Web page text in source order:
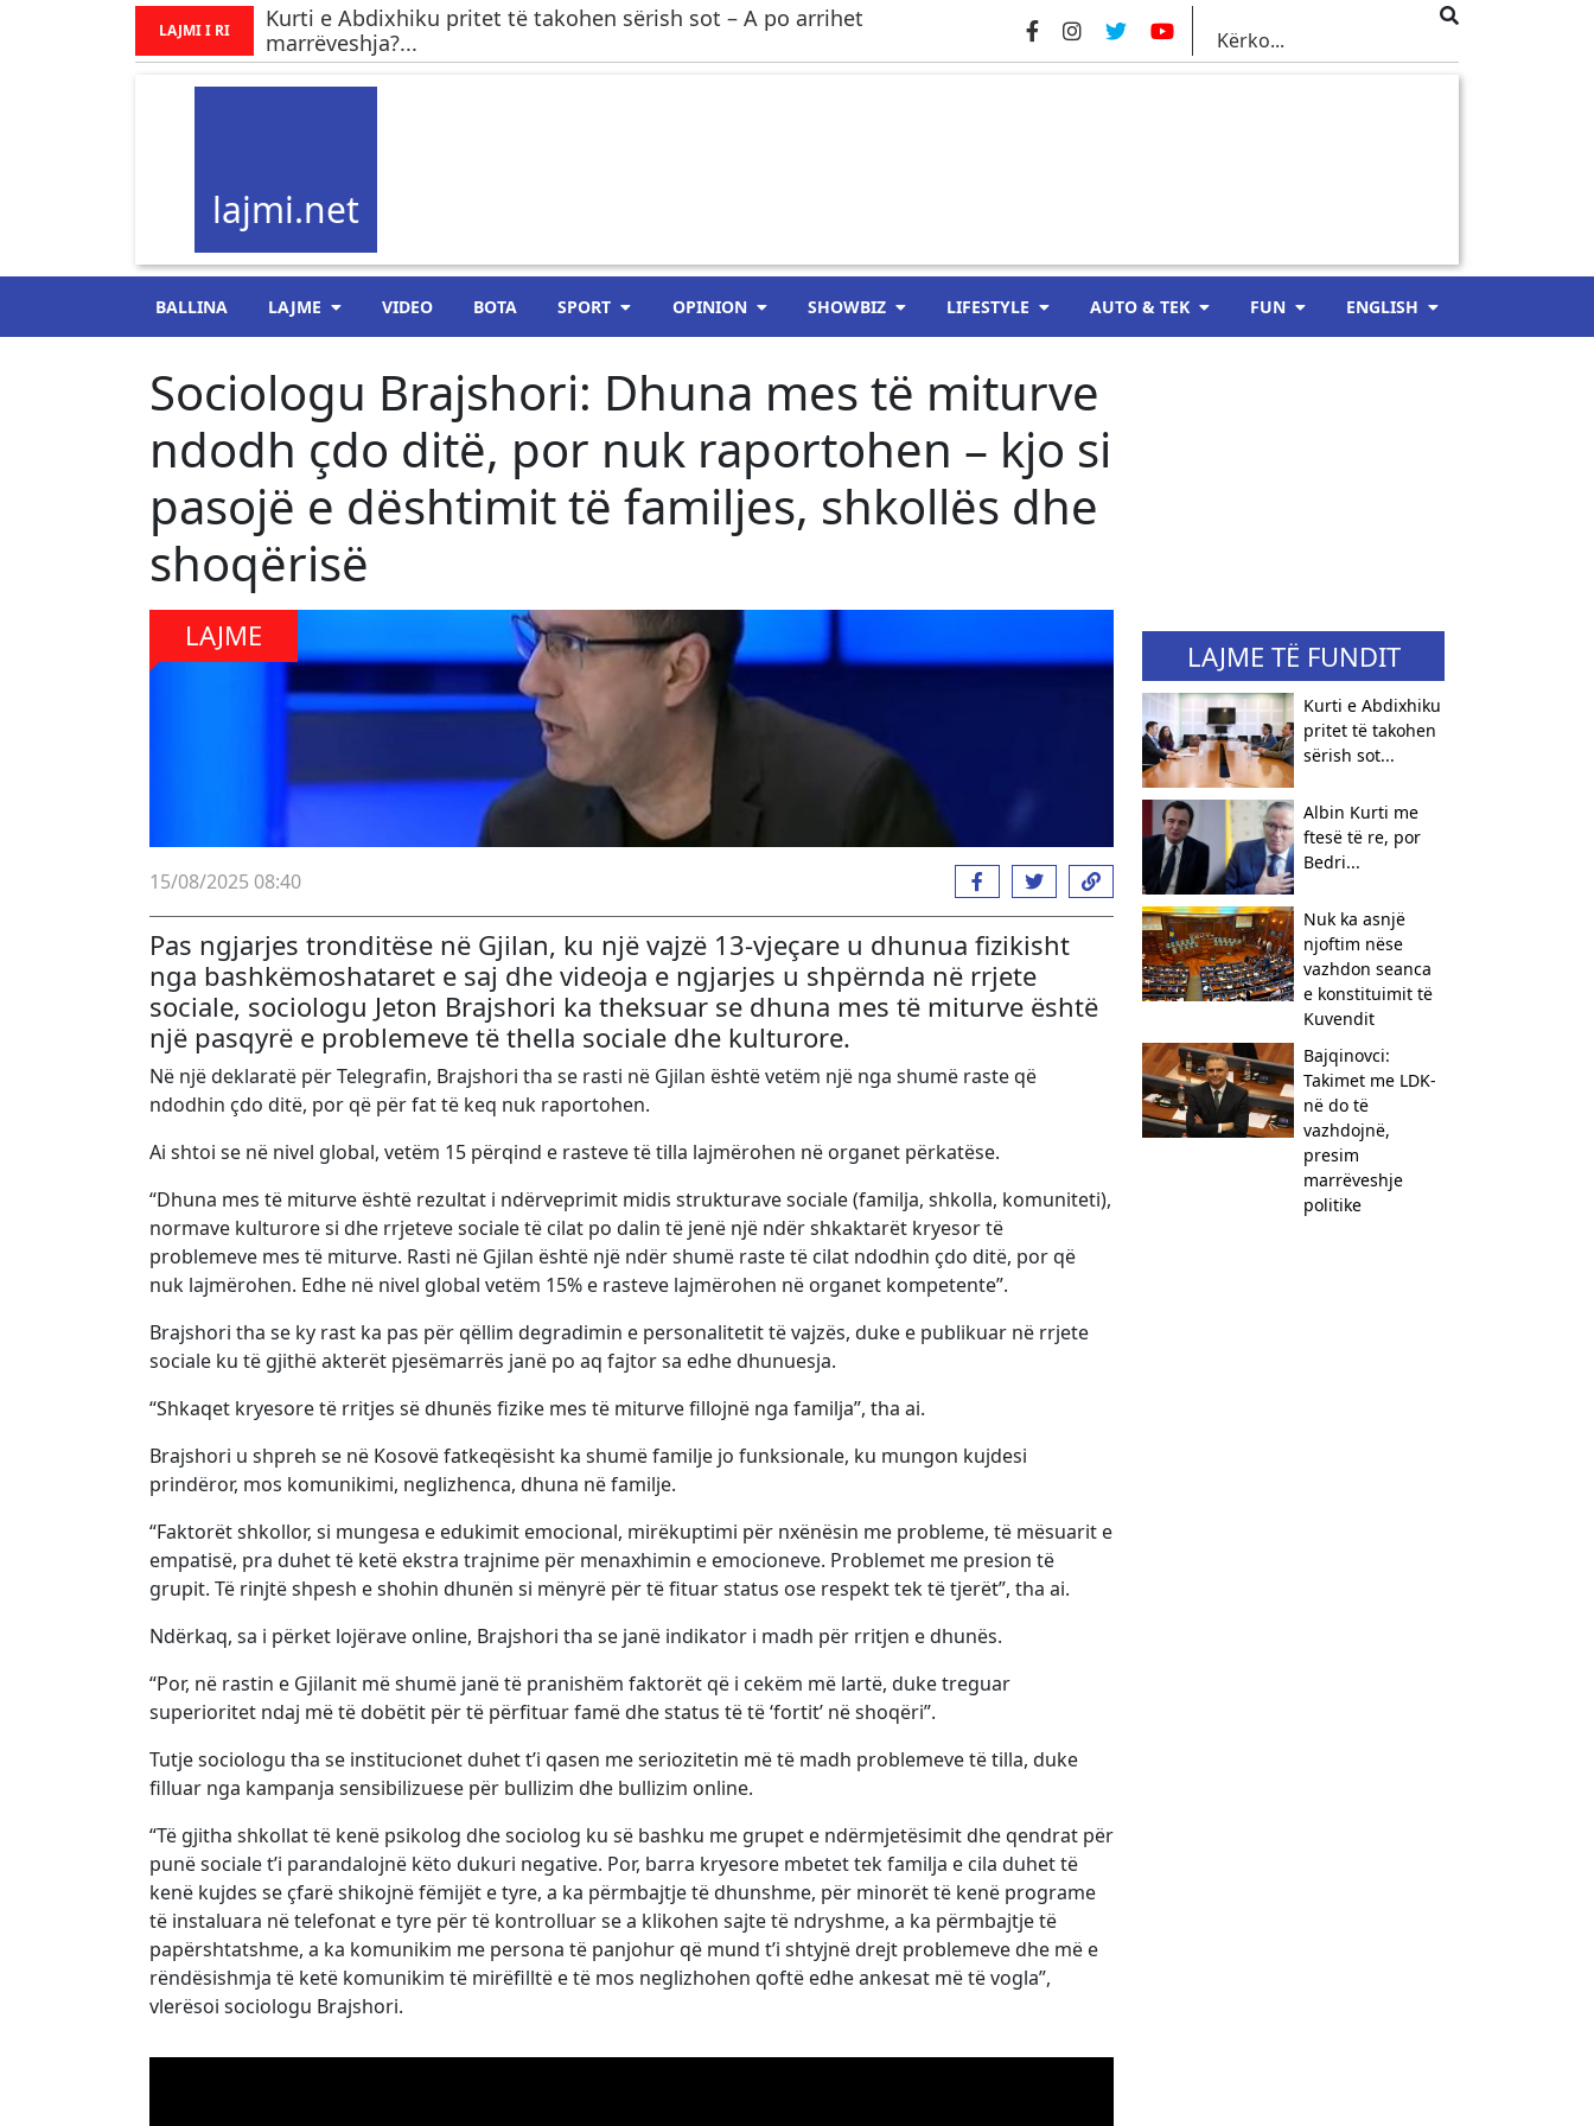
LAJMI I RI
Kurti e Abdixhiku pritet të takohen sërish sot – A po arrihet
marrëveshja?...
lajmi.net
BALLINA LAJME VIDEO BOTA SPORT OPINION SHOWBIZ LIFESTYLE AUTO & TEK FUN ENGLISH
Sociologu Brajshori: Dhuna mes të miturve
ndodh çdo ditë, por nuk raportohen – kjo si
pasojë e dështimit të familjes, shkollës dhe
shoqërisë
LAJME
15/08/2025 08:40
Pas ngjarjes tronditëse në Gjilan, ku një vajzë 13-vjeçare u dhunua fizikisht
nga bashkëmoshataret e saj dhe videoja e ngjarjes u shpërnda në rrjete
sociale, sociologu Jeton Brajshori ka theksuar se dhuna mes të miturve është
një pasqyrë e problemeve të thella sociale dhe kulturore.
Në një deklaratë për Telegrafin, Brajshori tha se rasti në Gjilan është vetëm një nga shumë raste që
ndodhin çdo ditë, por që për fat të keq nuk raportohen.
Ai shtoi se në nivel global, vetëm 15 përqind e rasteve të tilla lajmërohen në organet përkatëse.
“Dhuna mes të miturve është rezultat i ndërveprimit midis strukturave sociale (familja, shkolla, komuniteti),
normave kulturore si dhe rrjeteve sociale të cilat po dalin të jenë një ndër shkaktarët kryesor të
problemeve mes të miturve. Rasti në Gjilan është një ndër shumë raste të cilat ndodhin çdo ditë, por që
nuk lajmërohen. Edhe në nivel global vetëm 15% e rasteve lajmërohen në organet kompetente”.
Brajshori tha se ky rast ka pas për qëllim degradimin e personalitetit të vajzës, duke e publikuar në rrjete
sociale ku të gjithë akterët pjesëmarrës janë po aq fajtor sa edhe dhunuesja.
“Shkaqet kryesore të rritjes së dhunës fizike mes të miturve fillojnë nga familja”, tha ai.
Brajshori u shpreh se në Kosovë fatkeqësisht ka shumë familje jo funksionale, ku mungon kujdesi
prindëror, mos komunikimi, neglizhenca, dhuna në familje.
“Faktorët shkollor, si mungesa e edukimit emocional, mirëkuptimi për nxënësin me probleme, të mësuarit e
empatisë, pra duhet të ketë ekstra trajnime për menaxhimin e emocioneve. Problemet me presion të
grupit. Të rinjtë shpesh e shohin dhunën si mënyrë për të fituar status ose respekt tek të tjerët”, tha ai.
Ndërkaq, sa i përket lojërave online, Brajshori tha se janë indikator i madh për rritjen e dhunës.
“Por, në rastin e Gjilanit më shumë janë të pranishëm faktorët që i cekëm më lartë, duke treguar
superioritet ndaj më të dobëtit për të përfituar famë dhe status të të ‘fortit’ në shoqëri”.
Tutje sociologu tha se institucionet duhet t’i qasen me seriozitetin më të madh problemeve të tilla, duke
filluar nga kampanja sensibilizuese për bullizim dhe bullizim online.
“Të gjitha shkollat të kenë psikolog dhe sociolog ku së bashku me grupet e ndërmjetësimit dhe qendrat për
punë sociale t’i parandalojnë këto dukuri negative. Por, barra kryesore mbetet tek familja e cila duhet të
kenë kujdes se çfarë shikojnë fëmijët e tyre, a ka përmbajtje të dhunshme, për minorët të kenë programe
të instaluara në telefonat e tyre për të kontrolluar se a klikohen sajte të ndryshme, a ka përmbajtje të
papërshtatshme, a ka komunikim me persona të panjohur që mund t’i shtyjnë drejt problemeve dhe më e
rëndësishmja të ketë komunikim të mirëfilltë e të mos neglizhohen qoftë edhe ankesat më të vogla”,
vlerësoi sociologu Brajshori.
LAJME TË FUNDIT
Kurti e Abdixhiku
pritet të takohen
sërish sot...
Albin Kurti me
ftesë të re, por
Bedri...
Nuk ka asnjë
njoftim nëse
vazhdon seanca
e konstituimit të
Kuvendit
Bajqinovci:
Takimet me LDK-
në do të
vazhdojnë,
presim
marrëveshje
politike